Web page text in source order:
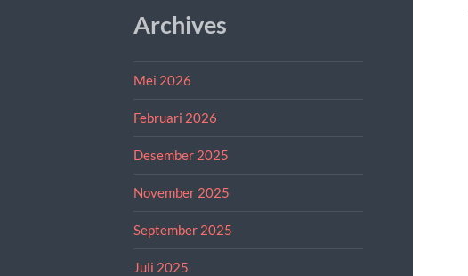
Archives
Mei 2026
Februari 2026
Desember 2025
November 2025
September 2025
Juli 2025